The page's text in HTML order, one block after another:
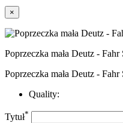
×
Poprzeczka mała Deutz -
Poprzeczka mała Deutz -
Quality:
Tytuł*